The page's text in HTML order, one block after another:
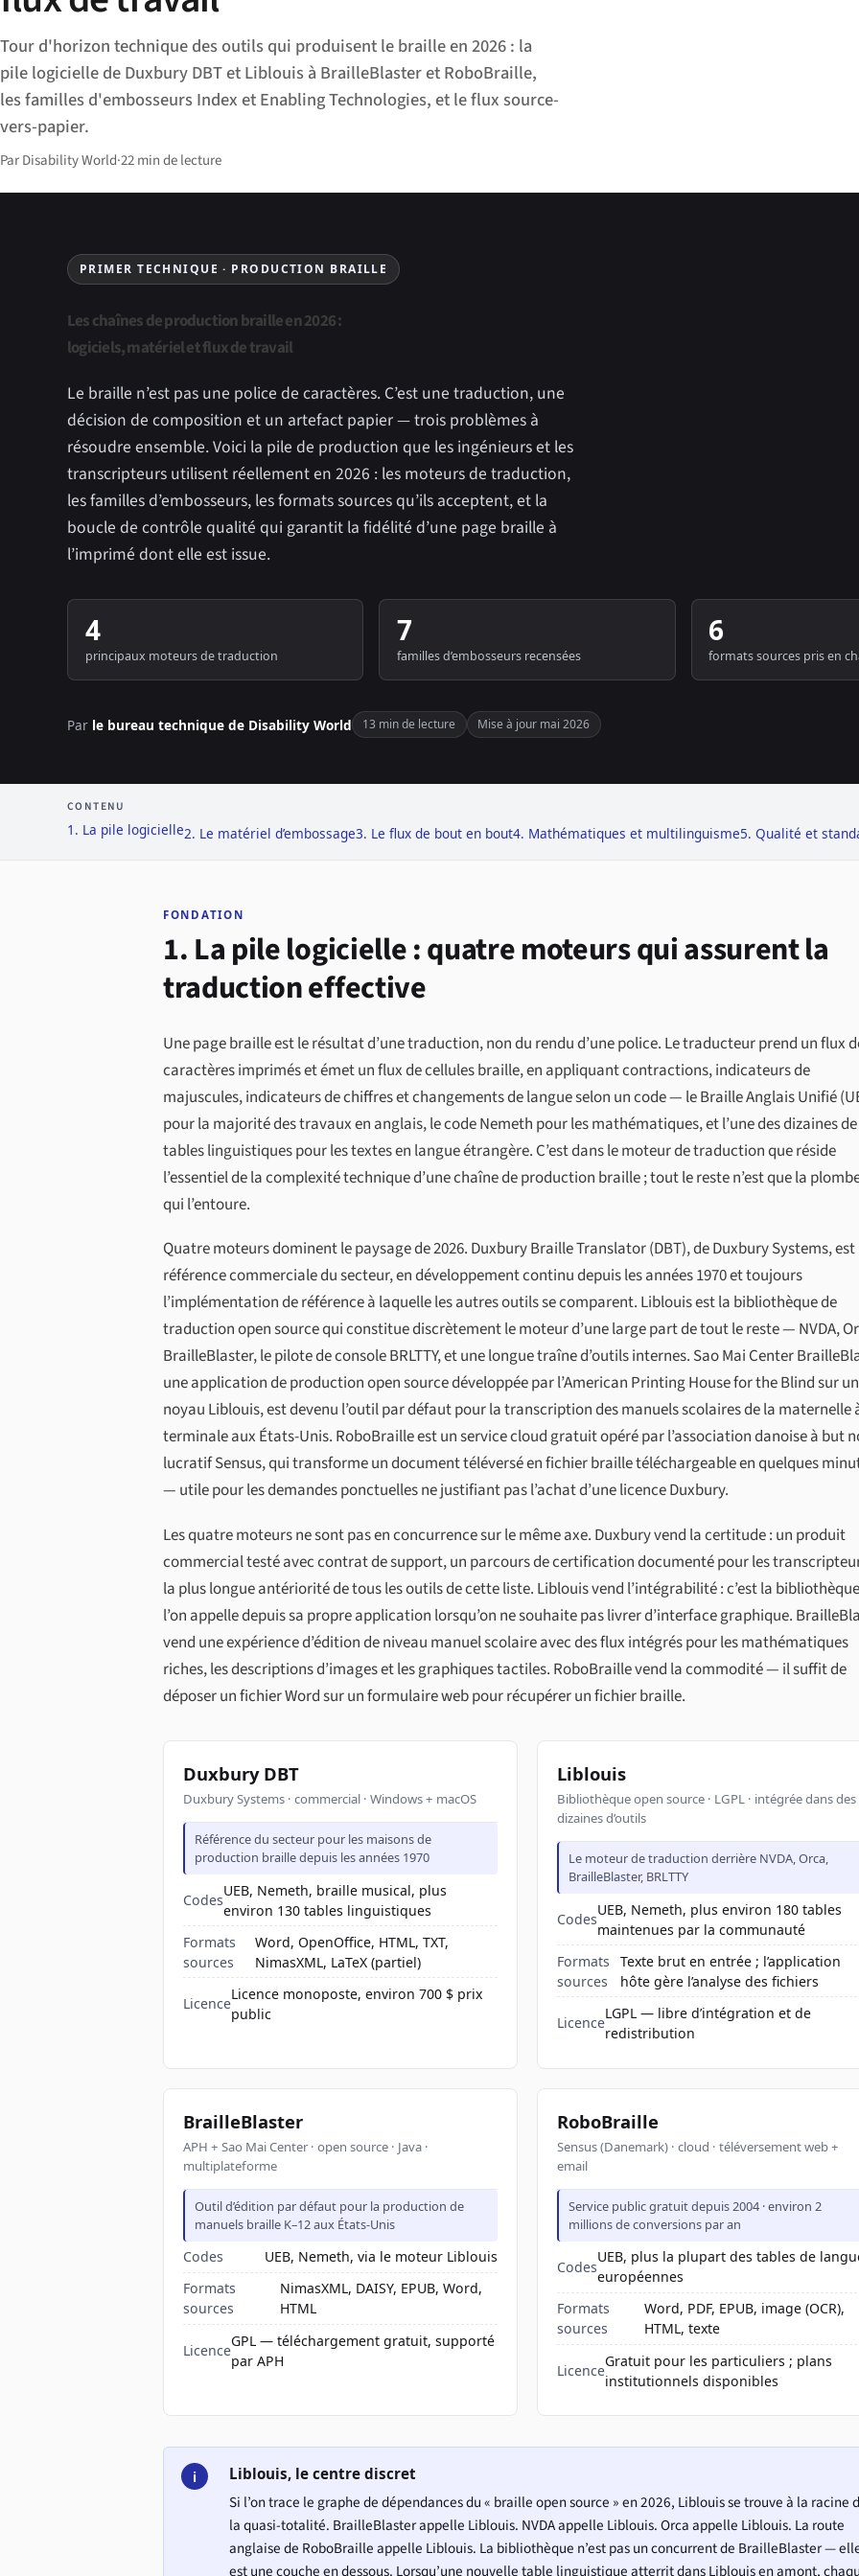
Tour d'horizon technique des outils qui produisent le braille en 2026 : la
pile logicielle de Duxbury DBT et Liblouis à BrailleBlaster et RoboBraille,
les familles d'embosseurs Index et Enabling Technologies, et le flux source-
vers-papier.
Par Disability World·22 min de lecture
PRIMER TECHNIQUE · PRODUCTION BRAILLE
Les chaînes de production braille en 2026 :
logiciels, matériel et flux de travail
Le braille n’est pas une police de caractères. C’est une traduction, une
décision de composition et un artefact papier — trois problèmes à
résoudre ensemble. Voici la pile de production que les ingénieurs et les
transcripteurs utilisent réellement en 2026 : les moteurs de traduction,
les familles d’embosseurs, les formats sources qu’ils acceptent, et la
boucle de contrôle qualité qui garantit la fidélité d’une page braille à
l’imprimé dont elle est issue.
4
principaux moteurs de traduction
7
familles d’embosseurs recensées
6
formats sources pris en
Par le bureau technique de Disability World 13 min de lecture Mise à jour mai 2026
CONTENU
1. La pile logicielle2. Le matériel d’embossage3. Le flux de bout en bout4. Mathématiques et multilinguisme5. Qualité et
FONDATION
1. La pile logicielle : quatre moteurs qui assurent la
traduction effective
Une page braille est le résultat d’une traduction, non du rendu d’une police. Le traducteur prend un flux
caractères imprimés et émet un flux de cellules braille, en appliquant contractions, indicateurs de
majuscules, indicateurs de chiffres et changements de langue selon un code — le Braille Anglais Unifié
pour la majorité des travaux en anglais, le code Nemeth pour les mathématiques, et l’une des dizaines de
tables linguistiques pour les textes en langue étrangère. C’est dans le moteur de traduction que réside
l’essentiel de la complexité technique d’une chaîne de production braille ; tout le reste n’est que la
qui l’entoure.
Quatre moteurs dominent le paysage de 2026. Duxbury Braille Translator (DBT), de Duxbury Systems, est
référence commerciale du secteur, en développement continu depuis les années 1970 et toujours
l’implémentation de référence à laquelle les autres outils se comparent. Liblouis est la bibliothèque de
traduction open source qui constitue discrètement le moteur d’une large part de tout le reste — NVDA,
BrailleBlaster, le pilote de console BRLTTY, et une longue traîne d’outils internes. Sao Mai Center
une application de production open source développée par l’American Printing House for the Blind sur un
noyau Liblouis, est devenu l’outil par défaut pour la transcription des manuels scolaires de la maternelle
terminale aux États-Unis. RoboBraille est un service cloud gratuit opéré par l’association danoise à but
lucratif Sensus, qui transforme un document téléversé en fichier braille téléchargeable en quelques
— utile pour les demandes ponctuelles ne justifiant pas l’achat d’une licence Duxbury.
Les quatre moteurs ne sont pas en concurrence sur le même axe. Duxbury vend la certitude : un produit
commercial testé avec contrat de support, un parcours de certification documenté pour les
la plus longue antériorité de tous les outils de cette liste. Liblouis vend l’intégrabilité : c’est la
l’on appelle depuis sa propre application lorsqu’on ne souhaite pas livrer d’interface graphique.
vend une expérience d’édition de niveau manuel scolaire avec des flux intégrés pour les mathématiques
riches, les descriptions d’images et les graphiques tactiles. RoboBraille vend la commodité — il suffit de
déposer un fichier Word sur un formulaire web pour récupérer un fichier braille.
Duxbury DBT
Duxbury Systems · commercial · Windows + macOS
Référence du secteur pour les maisons de
production braille depuis les années 1970
Codes
UEB, Nemeth, braille musical, plus
environ 130 tables linguistiques
Formats
sources
Word, OpenOffice, HTML, TXT,
NimasXML, LaTeX (partiel)
Licence
Licence monoposte, environ 700 $ prix
public
Liblouis
Bibliothèque open source · LGPL · intégrée dans des
dizaines d’outils
Le moteur de traduction derrière NVDA, Orca,
BrailleBlaster, BRLTTY
Codes
UEB, Nemeth, plus environ 180 tables
maintenues par la communauté
Formats
sources
Texte brut en entrée ; l’application
hôte gère l’analyse des fichiers
Licence
LGPL — libre d’intégration et de
redistribution
BrailleBlaster
APH + Sao Mai Center · open source · Java ·
multiplateforme
Outil d’édition par défaut pour la production de
manuels braille K–12 aux États-Unis
Codes
UEB, Nemeth, via le moteur Liblouis
Formats
sources
NimasXML, DAISY, EPUB, Word,
HTML
Licence
GPL — téléchargement gratuit, supporté
par APH
RoboBraille
Sensus (Danemark) · cloud · téléversement web +
email
Service public gratuit depuis 2004 · environ 2
millions de conversions par an
Codes
UEB, plus la plupart des tables de
européennes
Formats
sources
Word, PDF, EPUB, image (OCR),
HTML, texte
Licence
Gratuit pour les particuliers ; plans
institutionnels disponibles
i Liblouis, le centre discret
Si l’on trace le graphe de dépendances du « braille open source » en 2026, Liblouis se trouve à la racine
la quasi-totalité. BrailleBlaster appelle Liblouis. NVDA appelle Liblouis. Orca appelle Liblouis. La route
anglaise de RoboBraille appelle Liblouis. La bibliothèque n’est pas un concurrent de BrailleBlaster —
est une couche en dessous. Lorsqu’une nouvelle table linguistique atterrit dans Liblouis en amont,